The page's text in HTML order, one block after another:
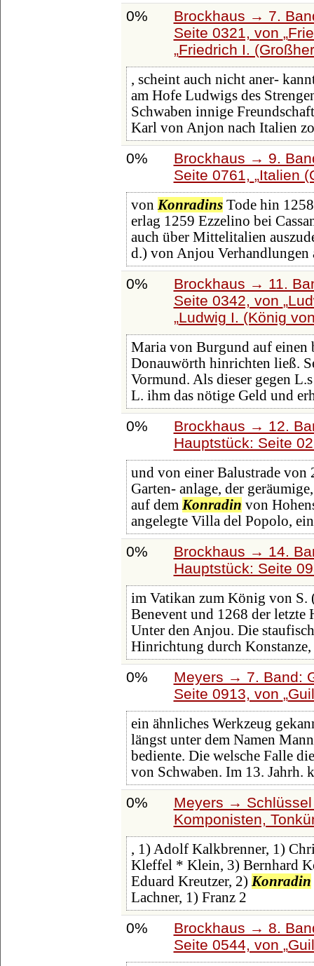
0%
Brockhaus → 7.
Seite 0321, von
Friedrich I.
, scheint auch nicht aner-
am Hofe Ludwigs des
Schwaben innige
Karl von Anjon nach Italien
0%
Brockhaus → 9.
Seite 0761,
Italien
von KonradinsTode hin
erlag 1259 Ezzelino bei
auch über Mittelitalien
d.) von Anjou Verhandlungen
0%
Brockhaus → 11.
Seite 0342, von
Ludwig I. (König
Maria von Burgund auf einen
Donauwörth hinrichten ließ.
Vormund. Als dieser gegen
L. ihm das nötige Geld und
0%
Brockhaus → 12.
Hauptstück: Seite
und von einer Balustrade von
Garten- anlage, der
auf dem Konradin von
angelegte Villa del Popolo,
0%
Brockhaus → 14.
Hauptstück: Seite
im Vatikan zum König von S.
Benevent und 1268 der letzte
Unter den Anjou. Die
Hinrichtung durch
0%
Meyers → 7. Band:
Seite 0913, von
ein ähnliches Werkzeug
längst unter dem Namen
bediente. Die welsche Falle
von Schwaben. Im 13. Jahrh.
0%
Meyers →
Komponisten,
, 1) Adolf Kalkbrenner, 1)
Kleffel * Klein, 3) Bernhard
Eduard Kreutzer, 2) Konradin
Lachner, 1) Franz 2
0%
Brockhaus → 8.
Seite 0544, von